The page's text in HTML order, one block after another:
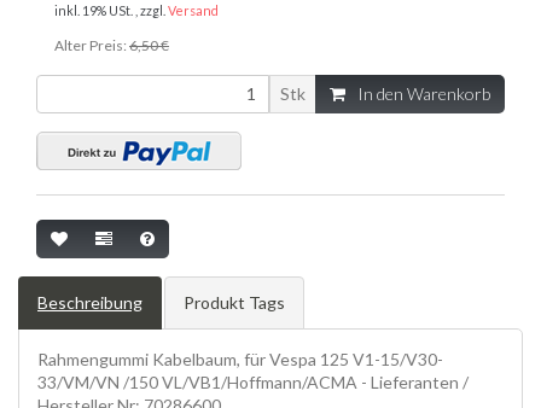
inkl. 19% USt. , zzgl. Versand
Alter Preis: 6,50 €
Stk In den Warenkorb
Beschreibung Produkt Tags
Rahmengummi Kabelbaum, für Vespa 125 V1-15/V30-
33/VM/VN /150 VL/VB1/Hoffmann/ACMA - Lieferanten /